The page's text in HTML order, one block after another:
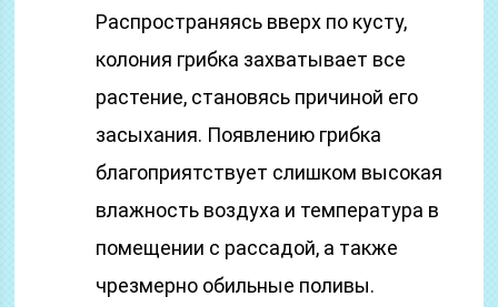
Распространяясь вверх по кусту,
колония грибка захватывает все
растение, становясь причиной его
засыхания. Появлению грибка
благоприятствует слишком высокая
влажность воздуха и температура в
помещении с рассадой, а также
чрезмерно обильные поливы.